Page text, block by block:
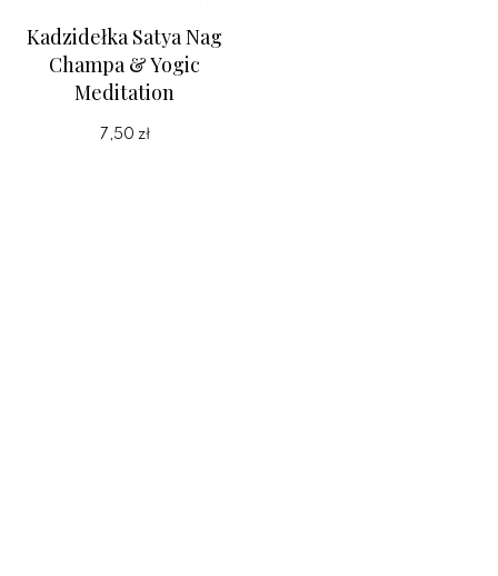
Kadzidełka Satya Nag
Champa & Yogic
Meditation
7,50 zł